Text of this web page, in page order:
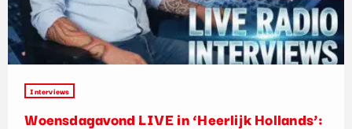
Interviews
Woensdagavond LIVE in ‘Heerlijk Hollands’: